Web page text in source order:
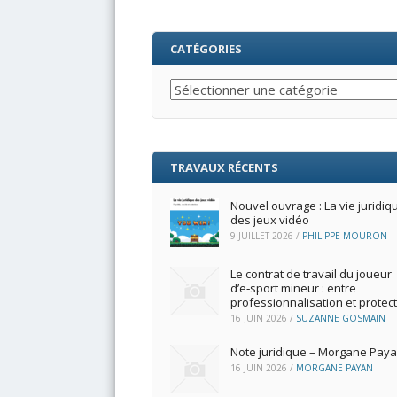
CATÉGORIES
Catégories
TRAVAUX RÉCENTS
Nouvel ouvrage : La vie
des jeux vidéo
9 JUILLET 2026 / PHILIPPE MOURON
Le contrat de travail du joueur
d’e‑sport mineur : entre
professionnalisation et
16 JUIN 2026 / SUZANNE GOSMAIN
Note juridique – Morgane
16 JUIN 2026 / MORGANE PAYAN